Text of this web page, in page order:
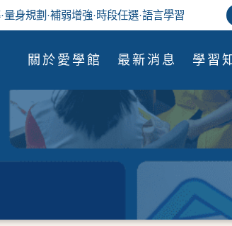
·量身規劃 ·補弱增強·時段任選·語言學習
關於愛學館 最新消息 學習